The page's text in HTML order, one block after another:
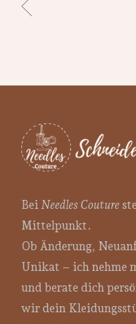
BeiNeedles Couture
Mittelpunkt.
Ob Änderung,
Unikat – ich nehme
und berate dich
wir dein